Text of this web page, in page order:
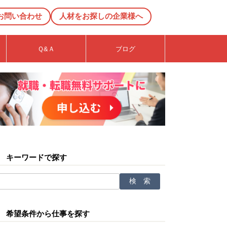
問い合わせ 人材をお探しの企業様へ
Ｑ&Ａ ブログ
キーワードで探す
希望条件から仕事を探す